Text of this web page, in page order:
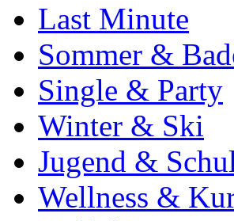
Last Minute
Sommer &
Single & Party
Winter & Ski
Jugend &
Wellness &